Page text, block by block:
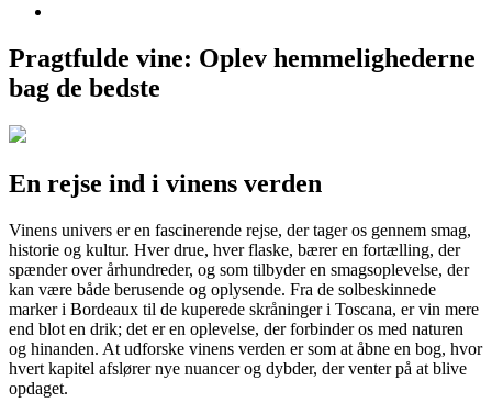
Pragtfulde vine: Oplev hemmelighederne
bag de bedste
En rejse ind i vinens verden
Vinens univers er en fascinerende rejse, der tager os gennem smag,
historie og kultur. Hver drue, hver flaske, bærer en fortælling, der
spænder over århundreder, og som tilbyder en smagsoplevelse, der
kan være både berusende og oplysende. Fra de solbeskinnede
marker i Bordeaux til de kuperede skråninger i Toscana, er vin mere
end blot en drik; det er en oplevelse, der forbinder os med naturen
og hinanden. At udforske vinens verden er som at åbne en bog, hvor
hvert kapitel afslører nye nuancer og dybder, der venter på at blive
opdaget.